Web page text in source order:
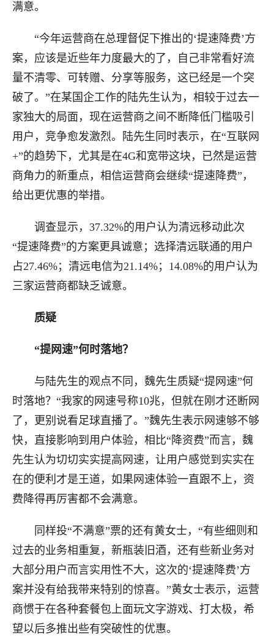
满意。
“今年运营商在总理督促下推出的‘提速降费’方
案，应该是近些年力度最大的了，自己非常看好流
量不清零、可转赠、分享等服务，这已经是一个突
破了。”在某国企工作的陆先生认为，相较于过去一
家独大的局面，现在运营商之间不断降低门槛吸引
用户，竞争愈发激烈。陆先生同时表示，在“互联网
+”的趋势下，尤其是在4G和宽带这块，已然是运营
商角力的新重点，相信运营商会继续“提速降费”，
给出更优惠的举措。
调查显示，37.32%的用户认为清远移动此次
“提速降费”的方案更具诚意；选择清远联通的用户
占27.46%；清远电信为21.14%；14.08%的用户认为
三家运营商都缺乏诚意。
质疑
“提网速”何时落地？
与陆先生的观点不同，魏先生质疑“提网速”何
时落地？“我家的网速号称10兆，但就在刚才还断网
了，更别说看足球直播了。”魏先生表示网速够不够
快，直接影响到用户体验，相比“降资费”而言，魏
先生认为切切实实提高网速，让用户感觉到实实在
在的便利才是王道，如果网速体验一直跟不上，资
费降得再厉害都不会满意。
同样投“不满意”票的还有黄女士，“有些细则和
过去的业务相重复，新瓶装旧酒，还有些新业务对
大部分用户而言实用性不大，这次的‘提速降费’方
案并没有给我带来特别的惊喜。”黄女士表示，运营
商惯于在各种套餐包上面玩文字游戏、打太极，希
望以后多推出些有突破性的优惠。